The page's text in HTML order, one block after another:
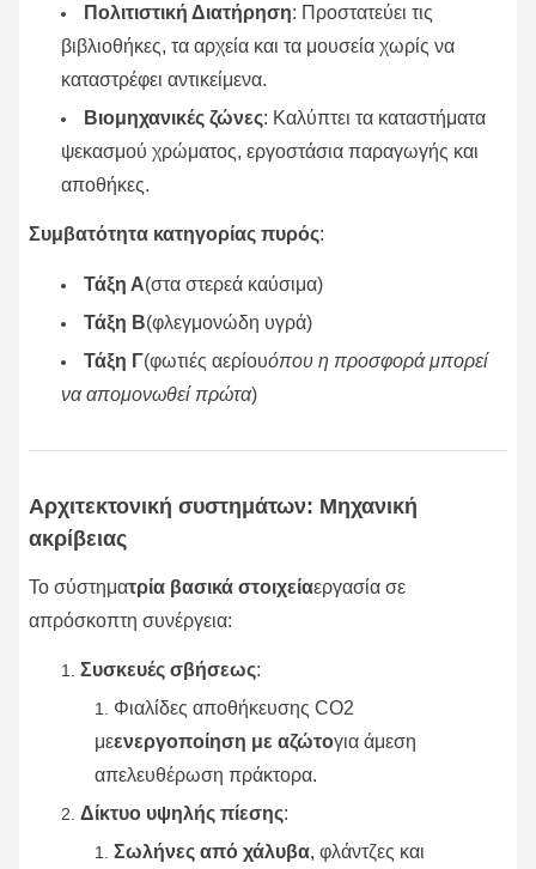
Πολιτιστική Διατήρηση: Προστατεύει τις
βιβλιοθήκες, τα αρχεία και τα μουσεία χωρίς να
καταστρέφει αντικείμενα.
Βιομηχανικές ζώνες: Καλύπτει τα καταστήματα
ψεκασμού χρώματος, εργοστάσια παραγωγής και
αποθήκες.
Συμβατότητα κατηγορίας πυρός:
Τάξη Α(στα στερεά καύσιμα)
Τάξη Β(φλεγμονώδη υγρά)
Τάξη Γ(φωτιές αερίουόπου η προσφορά μπορεί
να απομονωθεί πρώτα)
Αρχιτεκτονική συστημάτων: Μηχανική
ακρίβειας
Το σύστηματρία βασικά στοιχείαεργασία σε
απρόσκοπτη συνέργεια:
Συσκευές σβήσεως:
Φιαλίδες αποθήκευσης CO2
μεενεργοποίηση με αζώτογια άμεση
απελευθέρωση πράκτορα.
Δίκτυο υψηλής πίεσης:
Σωλήνες από χάλυβα, φλάντζες και